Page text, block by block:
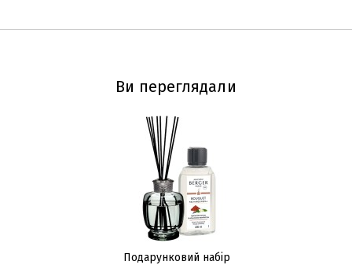
Ви переглядали
Подарунковий набір